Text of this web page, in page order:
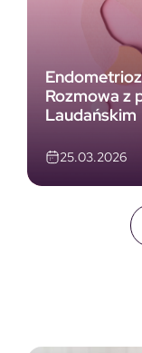
Rozmowa z
Laudańskim
25.03.2026